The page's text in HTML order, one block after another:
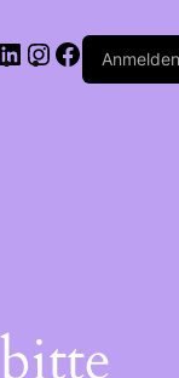
Anmelden